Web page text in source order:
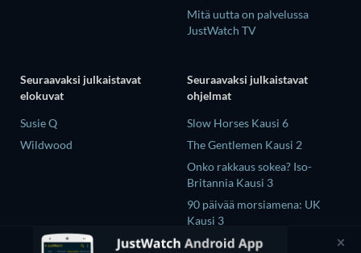
Mitä uutta on palvelussa
JustWatch TV
Seuraavaksi julkaistavat
elokuvat
Susie Q
Wildwood
Seuraavaksi julkaistavat
ohjelmat
Slow Horses Kausi 6
The Gentlemen Kausi 2
Onko rakkaus sokea? Iso-
Britannia Kausi 3
90 päivää morsiamena: UK
Kausi 3
The Chosen in the Wild with